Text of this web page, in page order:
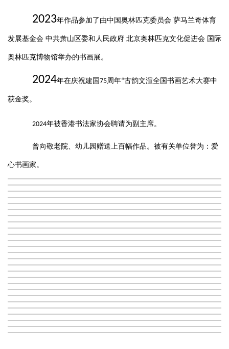
2023年作品参加了由中国奥林匹克委员会 萨马兰奇体育
发展基金会 中共萧山区委和人民政府 北京奥林匹克文化促进会 国际
奥林匹克博物馆举办的书画展。
2024年在庆祝建国 75周年“古韵文渲全国书画艺术大赛中
获金奖。
2024年被香港书法家协会聘请为副主席。
曾向敬老院、幼儿园赠送上百幅作品。被有关单位誉为：爱
心书画家。